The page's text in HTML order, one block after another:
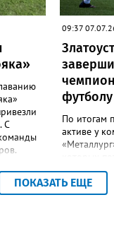
С
и
09:37
футболу
По итогам
активе у
которых
на счёт
Среди них
триумфы
ПОКАЗАТЬ ЕЩЕ